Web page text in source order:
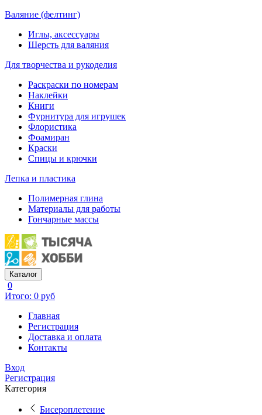
Валяние (фелтинг)
Иглы, аксессуары
Шерсть для валяния
Для творчества и рукоделия
Раскраски по номерам
Наклейки
Книги
Фурнитура для игрушек
Флористика
Фоамиран
Краски
Спицы и крючки
Лепка и пластика
Полимерная глина
Материалы для работы
Гончарные массы
Каталог
0
Итого: 0 руб
Главная
Регистрация
Доставка и оплата
Контакты
Вход
Регистрация
Категория
Бисероплетение